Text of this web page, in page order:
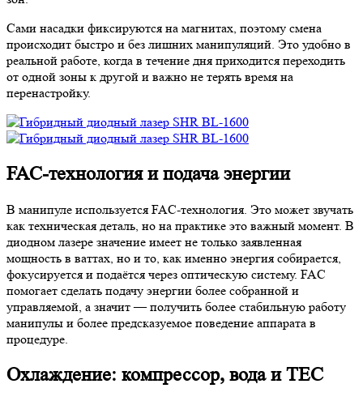
Сами насадки фиксируются на магнитах, поэтому смена
происходит быстро и без лишних манипуляций. Это удобно в
реальной работе, когда в течение дня приходится переходить
от одной зоны к другой и важно не терять время на
перенастройку.
FAC-технология и подача энергии
В манипуле используется FAC-технология. Это может звучать
как техническая деталь, но на практике это важный момент. В
диодном лазере значение имеет не только заявленная
мощность в ваттах, но и то, как именно энергия собирается,
фокусируется и подаётся через оптическую систему. FAC
помогает сделать подачу энергии более собранной и
управляемой, а значит — получить более стабильную работу
манипулы и более предсказуемое поведение аппарата в
процедуре.
Охлаждение: компрессор, вода и TEC